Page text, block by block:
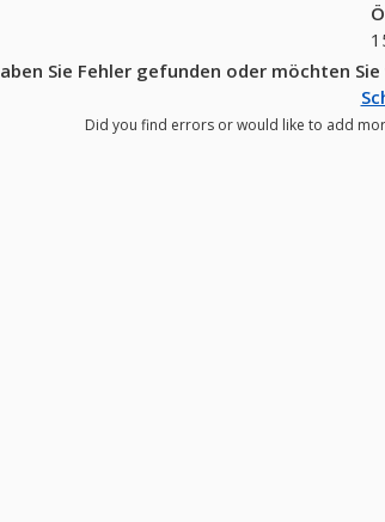
Sie Fehler gefunden oder möchten
Did you find errors or would like to add